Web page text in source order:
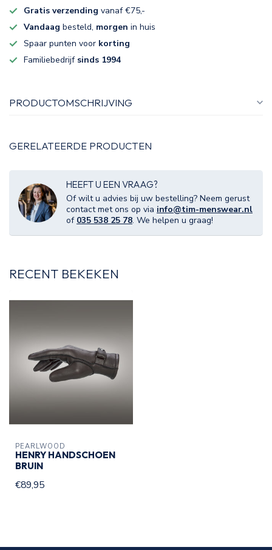
Gratis verzending vanaf €75,-
Vandaag besteld, morgen in huis
Spaar punten voor korting
Familiebedrijf sinds 1994
PRODUCTOMSCHRIJVING
GERELATEERDE PRODUCTEN
HEEFT U EEN VRAAG?
Of wilt u advies bij uw bestelling? Neem gerust
contact met ons op via info@tim-menswear.nl
of 035 538 25 78. We helpen u graag!
RECENT BEKEKEN
PEARLWOOD
HENRY HANDSCHOEN
BRUIN
€89,95